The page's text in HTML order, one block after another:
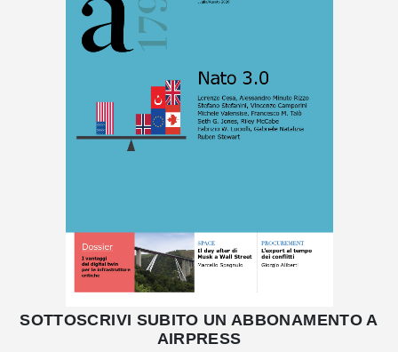
SOTTOSCRIVI SUBITO UN ABBONAMENTO A
AIRPRESS